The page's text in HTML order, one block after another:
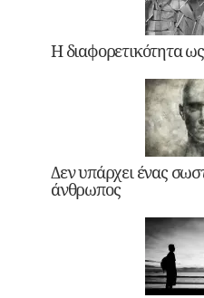
Η διαφορετικότητα
Δεν υπάρχει ένας
άνθρωπος